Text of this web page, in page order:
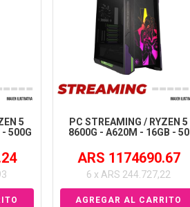
5
500G
PC STREAMING / RYZEN 5
8600G - A620M - 16GB - 50
ARS 1174690.67
6 x ARS 244.727,22